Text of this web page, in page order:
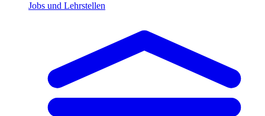
Jobs und Lehrstellen